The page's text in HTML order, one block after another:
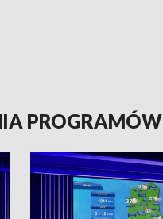
PROGRAMÓW